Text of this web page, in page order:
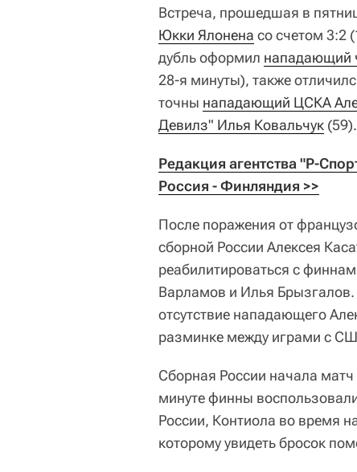
Встреча, прошедшая в
Юкки Ялонена со счетом 3:2
дубль оформил нападающий
28-я минуты), также
точны нападающий ЦСКА
Девилз" Илья Ковальчук (59).
Редакция агентства "Р-
Россия - Финляндия >>
После поражения от
сборной России Алексея
реабилитироваться с
Варламов и Илья
отсутствие нападающего
разминке между играми с
Сборная России начала матч
минуте финны
России, Контиола во время
которому увидеть бросок